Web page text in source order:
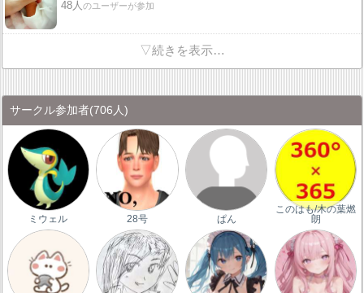
48人のユーザーが参加
▽続きを表示…
サークル参加者(706人)
ミウェル 28号 ぱん
このはも/木の葉燃
朗